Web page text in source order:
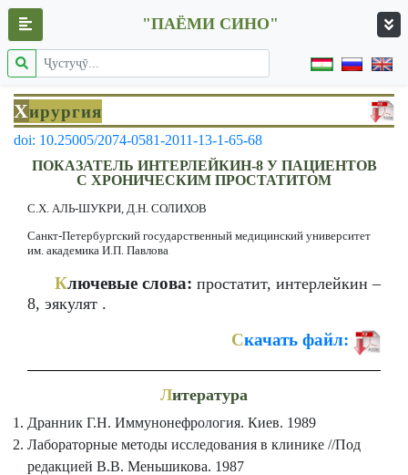
"ПАЁМИ СИНО"
Хирургия
doi: 10.25005/2074-0581-2011-13-1-65-68
ПОКАЗАТЕЛЬ ИНТЕРЛЕЙКИН-8 У ПАЦИЕНТОВ
С ХРОНИЧЕСКИМ ПРОСТАТИТОМ
С.Х. АЛЬ-ШУКРИ, Д.Н. СОЛИХОВ
Санкт-Петербургский государственный медицинский университет
им. академика И.П. Павлова
Ключевые слова: простатит, интерлейкин –
8, эякулят .
Скачать файл:
Литература
Дранник Г.Н. Иммунонефрология. Киев. 1989
Лабораторные методы исследования в клинике //Под
редакцией В.В. Меньшикова. 1987